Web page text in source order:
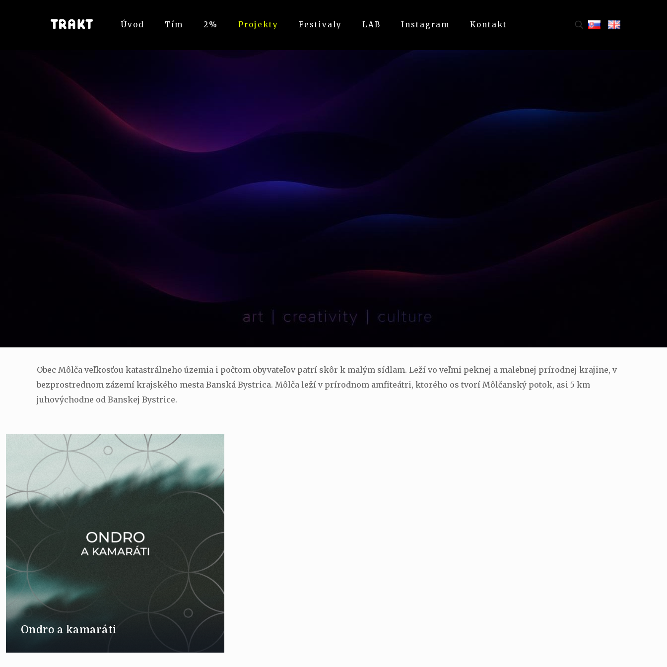
Úvod Tím 2% Projekty Festivaly LAB Instagram Kontakt
Obec Môlča veľkosťou katastrálneho územia i počtom obyvateľov patrí skôr k malým sídlam. Leží vo veľmi peknej a malebnej prírodnej krajine, v
bezprostrednom zázemí krajského mesta Banská Bystrica. Môlča leží v prírodnom amfiteátri, ktorého os tvorí Môlčanský potok, asi 5 km
juhovýchodne od Banskej Bystrice.
Ondro a kamaráti